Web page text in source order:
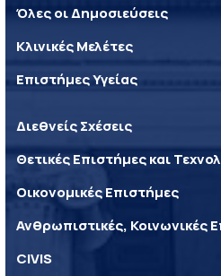
Όλες οι Δημοσιεύσεις
Κλινικές Μελέτες
Επιστήμες Υγείας
Διεθνείς Σχέσεις
Θετικές Επιστήμες και
Οικονομικές Επιστήμες
Ανθρωπιστικές, Κοινωνικές
CIVIS